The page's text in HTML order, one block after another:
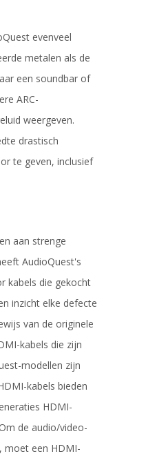
evenveel
metalen als de
een soundbar of
ARC-
weergeven.
drastisch
te geven, inclusief
aan strenge
AudioQuest's
kabels die gekocht
inzicht elke defecte
van de originele
kabels die zijn
modellen zijn
kabels bieden
HDMI-
de audio/video-
moet een HDMI-